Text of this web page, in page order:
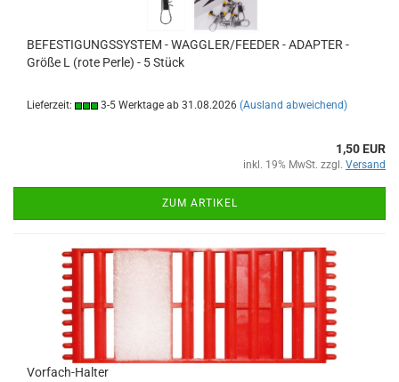
BEFESTIGUNGSSYSTEM - WAGGLER/FEEDER - ADAPTER -
Größe L (rote Perle) - 5 Stück
Lieferzeit: 3-5 Werktage ab 31.08.2026 (Ausland abweichend)
1,50 EUR
inkl. 19% MwSt. zzgl. Versand
ZUM ARTIKEL
Vorfach-Halter